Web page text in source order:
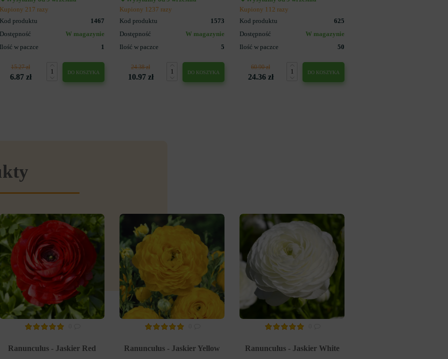
Kupiony 217 razy
Kod produktu
1467
Dostępność
W magazynie
Ilość w paczce
1
15.27 zł
6.87 zł
DO KOSZYKA
Kupiony 1237 razy
Kod produktu
1573
Dostępność
W magazynie
Ilość w paczce
5
24.38 zł
10.97 zł
DO KOSZYKA
Kupiony 112 razy
Kod produktu
625
Dostępność
W magazynie
Ilość w paczce
50
60.90 zł
24.36 zł
DO KOSZYKA
Ranunculus - Jaskier Red Ranunculus - Jaskier Yellow Ranunculus - Jaskier White